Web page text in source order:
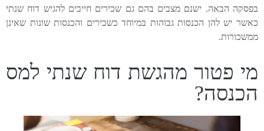
בפסקה הבאה. ישנם מצבים בהם גם שכירים חייבים להגיש דוח שנתי
כאשר יש להן הכנסות גבוהות במיוחד כשכירים והכנסות שונות שאינן
ממשכורות.
מי פטור מהגשת דוח שנתי למס
הכנסה?